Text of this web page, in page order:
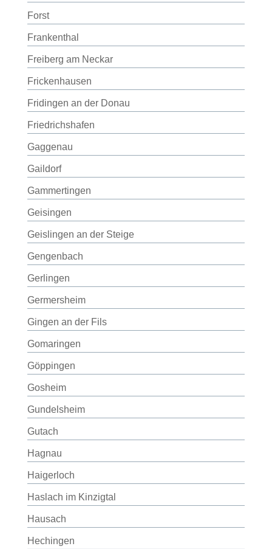
Forst
Frankenthal
Freiberg am Neckar
Frickenhausen
Fridingen an der Donau
Friedrichshafen
Gaggenau
Gaildorf
Gammertingen
Geisingen
Geislingen an der Steige
Gengenbach
Gerlingen
Germersheim
Gingen an der Fils
Gomaringen
Göppingen
Gosheim
Gundelsheim
Gutach
Hagnau
Haigerloch
Haslach im Kinzigtal
Hausach
Hechingen